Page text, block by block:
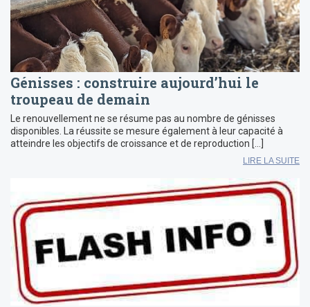
Génisses : construire aujourd’hui le
troupeau de demain
Le renouvellement ne se résume pas au nombre de génisses
disponibles. La réussite se mesure également à leur capacité à
atteindre les objectifs de croissance et de reproduction […]
LIRE LA SUITE